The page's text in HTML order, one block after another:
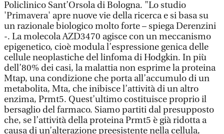
Policlinico Sant’Orsola di Bologna. "Lo studio
'Primavera' apre nuove vie della ricerca e si basa su
un razionale biologico molto forte – spiega Derenzini
-. La molecola AZD3470 agisce con un meccanismo
epigenetico, cioè modula l’espressione genica delle
cellule neoplastiche del linfoma di Hodgkin. In più
dell’80% dei casi, la malattia non esprime la proteina
Mtap, una condizione che porta all’accumulo di un
metabolita, Mta, che inibisce l’attività di un altro
enzima, Prmt5. Quest’ultimo costituisce proprio il
bersaglio del farmaco. Siamo partiti dal presupposto
che, se l’attività della proteina Prmt5 è già ridotta a
causa di un’alterazione preesistente nella cellula,